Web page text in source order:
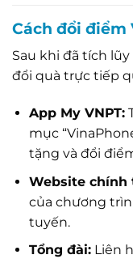
Cách đổi điểm
Sau khi đã tích
đổi quà trực tiếp
App My VNPT:
mục
tặng và đổi
Website chính
của chương
tuyến.
Tổng đài:Liên